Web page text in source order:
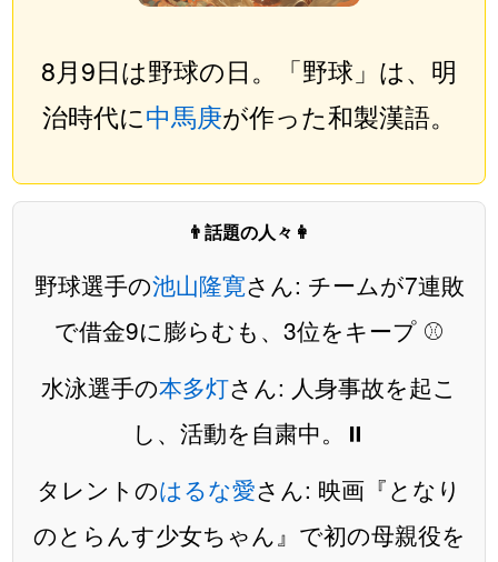
8月9日は野球の日。「野球」は、明
治時代に中馬庚が作った和製漢語。
👨話題の人々👩
野球選手の池山隆寛さん: チームが7連敗
で借金9に膨らむも、3位をキープ ⚾️
水泳選手の本多灯さん: 人身事故を起こ
し、活動を自粛中。⏸️
タレントのはるな愛さん: 映画『となり
のとらんす少女ちゃん』で初の母親役を